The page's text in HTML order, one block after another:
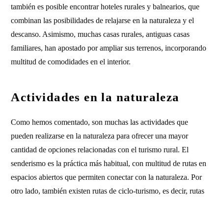
también es posible encontrar hoteles rurales y balnearios, que
combinan las posibilidades de relajarse en la naturaleza y el
descanso. Asimismo, muchas casas rurales, antiguas casas
familiares, han apostado por ampliar sus terrenos, incorporando
multitud de comodidades en el interior.
Actividades en la naturaleza
Como hemos comentado, son muchas las actividades que
pueden realizarse en la naturaleza para ofrecer una mayor
cantidad de opciones relacionadas con el turismo rural. El
senderismo es la práctica más habitual, con multitud de rutas en
espacios abiertos que permiten conectar con la naturaleza. Por
otro lado, también existen rutas de ciclo-turismo, es decir, rutas